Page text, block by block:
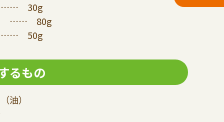
…… 30g
…… 80g
…… 50g
るもの
油）